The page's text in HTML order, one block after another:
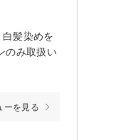
髪染めを
のみ取扱い
ーを見る